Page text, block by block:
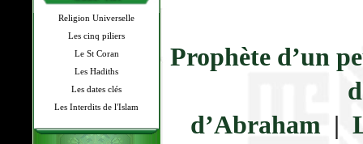
Religion Universelle
Les cinq piliers
Le St Coran
Les Hadiths
Les dates clés
Les Interdits de l'Islam
Prophète d’un
d’Abraham|